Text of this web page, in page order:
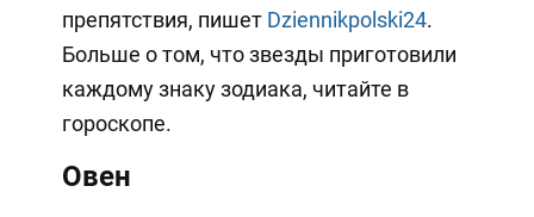
препятствия, пишет Dziennikpolski24.
Больше о том, что звезды приготовили
каждому знаку зодиака, читайте в
гороскопе.
Овен